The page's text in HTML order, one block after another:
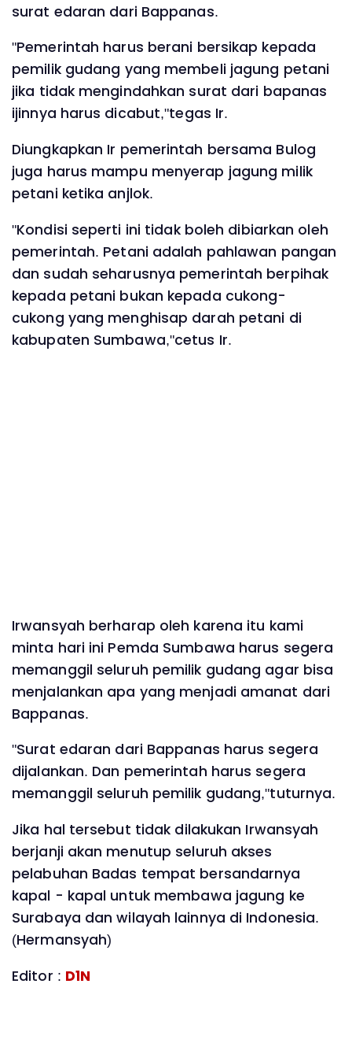
surat edaran dari Bappanas.
"Pemerintah harus berani bersikap kepada
pemilik gudang yang membeli jagung petani
jika tidak mengindahkan surat dari bapanas
ijinnya harus dicabut,"tegas Ir.
Diungkapkan Ir pemerintah bersama Bulog
juga harus mampu menyerap jagung milik
petani ketika anjlok.
"Kondisi seperti ini tidak boleh dibiarkan oleh
pemerintah. Petani adalah pahlawan pangan
dan sudah seharusnya pemerintah berpihak
kepada petani bukan kepada cukong-
cukong yang menghisap darah petani di
kabupaten Sumbawa,"cetus Ir.
Irwansyah berharap oleh karena itu kami
minta hari ini Pemda Sumbawa harus segera
memanggil seluruh pemilik gudang agar bisa
menjalankan apa yang menjadi amanat dari
Bappanas.
"Surat edaran dari Bappanas harus segera
dijalankan. Dan pemerintah harus segera
memanggil seluruh pemilik gudang,"tuturnya.
Jika hal tersebut tidak dilakukan Irwansyah
berjanji akan menutup seluruh akses
pelabuhan Badas tempat bersandarnya
kapal - kapal untuk membawa jagung ke
Surabaya dan wilayah lainnya di Indonesia.
(Hermansyah)
Editor : D1N